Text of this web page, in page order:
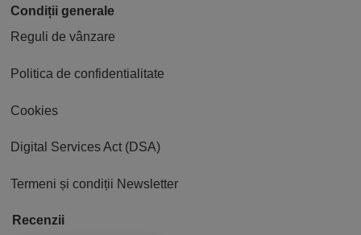
Condiții generale
Reguli de vânzare
Politica de confidentialitate
Cookies
Digital Services Act (DSA)
Termeni și condiții Newsletter
Recenzii